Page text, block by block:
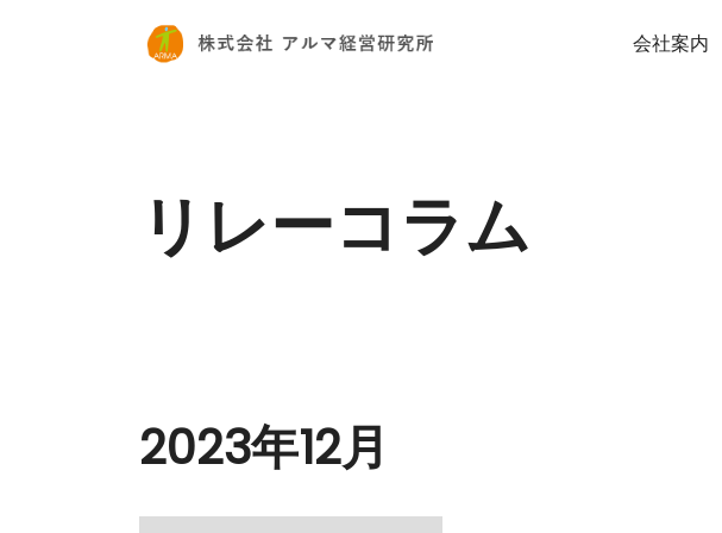
会社案内
リレーコラム
2023年12月